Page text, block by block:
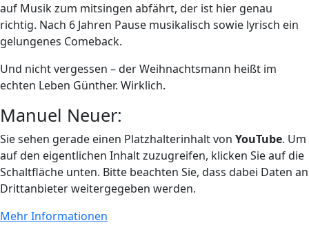
auf Musik zum mitsingen abfährt, der ist hier genau
richtig. Nach 6 Jahren Pause musikalisch sowie lyrisch ein
gelungenes Comeback.
Und nicht vergessen – der Weihnachtsmann heißt im
echten Leben Günther. Wirklich.
Manuel Neuer:
Sie sehen gerade einen Platzhalterinhalt von YouTube. Um
auf den eigentlichen Inhalt zuzugreifen, klicken Sie auf die
Schaltfläche unten. Bitte beachten Sie, dass dabei Daten an
Drittanbieter weitergegeben werden.
Mehr Informationen